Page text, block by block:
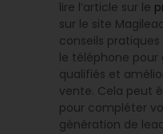
lire l’article sur le
sur le site
conseils pratiques
le téléphone pour
qualifiés et
vente. Cela peut
pour compléter
génération de